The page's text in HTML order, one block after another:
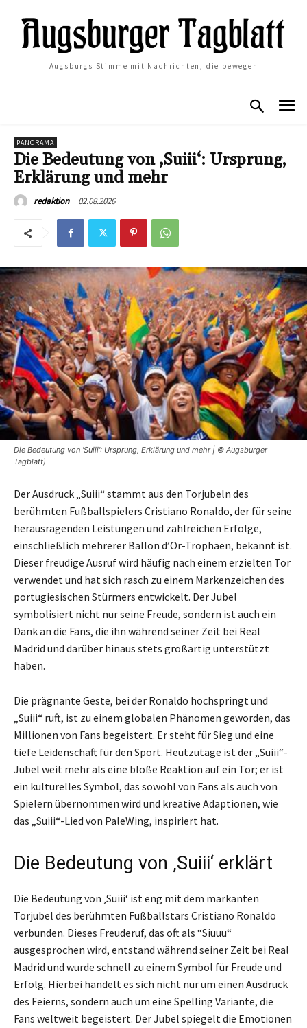
Augsburgs Stimme mit Nachrichten, die bewegen
PANORAMA
Die Bedeutung von ‚Suiii‘: Ursprung,
Erklärung und mehr
redaktion 02.08.2026
Die Bedeutung von 'Suiii': Ursprung, Erklärung und mehr | © Augsburger
Tagblatt)
Der Ausdruck „Suiii“ stammt aus den Torjubeln des
berühmten Fußballspielers Cristiano Ronaldo, der für seine
herausragenden Leistungen und zahlreichen Erfolge,
einschließlich mehrerer Ballon d’Or-Trophäen, bekannt ist.
Dieser freudige Ausruf wird häufig nach einem erzielten Tor
verwendet und hat sich rasch zu einem Markenzeichen des
portugiesischen Stürmers entwickelt. Der Jubel
symbolisiert nicht nur seine Freude, sondern ist auch ein
Dank an die Fans, die ihn während seiner Zeit bei Real
Madrid und darüber hinaus stets großartig unterstützt
haben.
Die prägnante Geste, bei der Ronaldo hochspringt und
„Suiii“ ruft, ist zu einem globalen Phänomen geworden, das
Millionen von Fans begeistert. Er steht für Sieg und eine
tiefe Leidenschaft für den Sport. Heutzutage ist der „Suiii“-
Jubel weit mehr als eine bloße Reaktion auf ein Tor; er ist
ein kulturelles Symbol, das sowohl von Fans als auch von
Spielern übernommen wird und kreative Adaptionen, wie
das „Suiii“-Lied von PaleWing, inspiriert hat.
Die Bedeutung von ‚Suiii‘ erklärt
Die Bedeutung von ‚Suiii‘ ist eng mit dem markanten
Torjubel des berühmten Fußballstars Cristiano Ronaldo
verbunden. Dieses Freuderuf, das oft als “Siuuu“
ausgesprochen wird, entstand während seiner Zeit bei Real
Madrid und wurde schnell zu einem Symbol für Freude und
Erfolg. Hierbei handelt es sich nicht nur um einen Ausdruck
des Feierns, sondern auch um eine Spelling Variante, die
Fans weltweit begeistert. Der Jubel spiegelt die Emotionen